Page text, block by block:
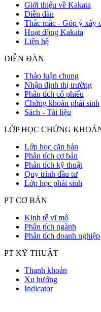
Giới thiệu về Kakata
Diễn đàn
Thắc mắc - Góp ý xây
Hoạt động Kakata
Liên hệ
DIỄN ĐÀN
Thảo luận chung
Nhận định thị trường
Phân tích cổ phiếu
Chứng khoán phái sinh
Sách - Tài liệu
LỚP HỌC CHỨNG
Lớp học căn bản
Phân tích cơ bản
Phân tích kỹ thuật
Quy trình đầu tư
Lớp học phái sinh
PT CƠ BẢN
Kinh tế vĩ mô
Phân tích ngành
Phân tích doanh nghiệp
PT KỸ THUẬT
Thanh khoản
Xu hướng
Indicator